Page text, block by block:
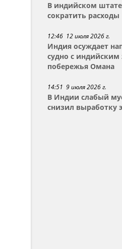
В индийском
сократить расходы
12:46 12 июля 2026 г.
Индия осуждает
судно с
побережья Омана
14:51 9 июля 2026 г.
В Индии слабый
снизил выработку